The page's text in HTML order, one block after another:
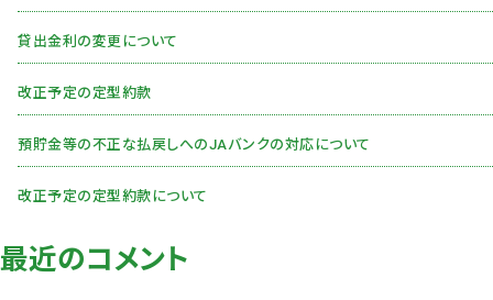
貸出金利の変更について
改正予定の定型約款
預貯金等の不正な払戻しへのJAバンクの対応について
改正予定の定型約款について
最近のコメント